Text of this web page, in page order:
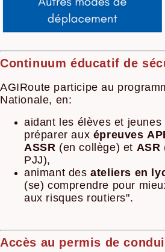
Continuum éducatif de
AGIRoute participe au
Nationale, en:
aidant les élèves et
préparer aux épreuves
ASSR (en collège) et ASR
PJJ),
animant desateliers en
(se) comprendre pour
aux risques routiers".
Accès au permis de